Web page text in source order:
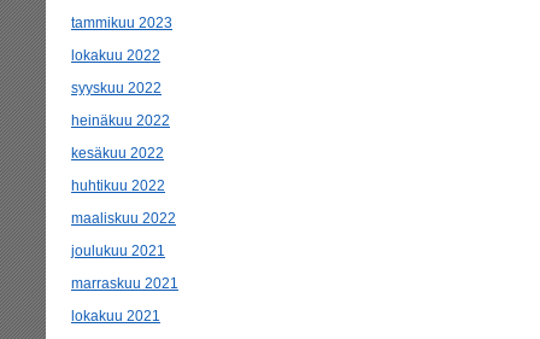
tammikuu 2023
lokakuu 2022
syyskuu 2022
heinäkuu 2022
kesäkuu 2022
huhtikuu 2022
maaliskuu 2022
joulukuu 2021
marraskuu 2021
lokakuu 2021